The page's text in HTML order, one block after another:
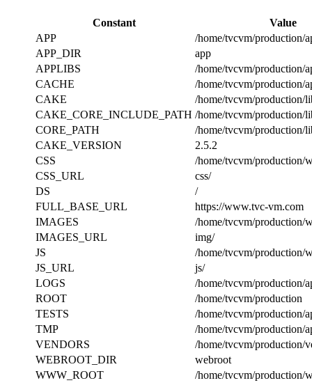
Constant
Value
APP
/home/tvcvm/production/
APP_DIR
app
APPLIBS
/home/tvcvm/production/
CACHE
/home/tvcvm/production/
CAKE
/home/tvcvm/production/
CAKE_CORE_INCLUDE_PATH /home/tvcvm/production/
CORE_PATH
/home/tvcvm/production/
CAKE_VERSION
2.5.2
CSS
/home/tvcvm/production/
CSS_URL
css/
DS
/
FULL_BASE_URL
https://www.tvc-vm.com
IMAGES
/home/tvcvm/production/
IMAGES_URL
img/
JS
/home/tvcvm/production/
JS_URL
js/
LOGS
/home/tvcvm/production/
ROOT
/home/tvcvm/production
TESTS
/home/tvcvm/production/
TMP
/home/tvcvm/production/
VENDORS
/home/tvcvm/production/
WEBROOT_DIR
webroot
WWW_ROOT
/home/tvcvm/production/